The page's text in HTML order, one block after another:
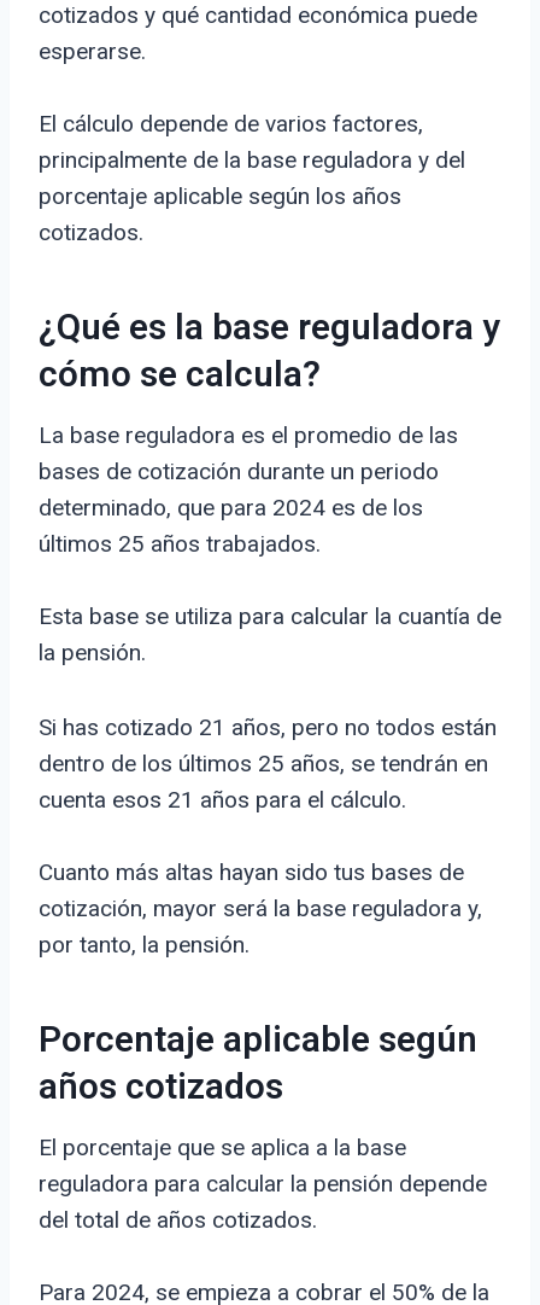
cotizados y qué cantidad económica puede
esperarse.
El cálculo depende de varios factores,
principalmente de la base reguladora y del
porcentaje aplicable según los años
cotizados.
¿Qué es la base reguladora y
cómo se calcula?
La base reguladora es el promedio de las
bases de cotización durante un periodo
determinado, que para 2024 es de los
últimos 25 años trabajados.
Esta base se utiliza para calcular la cuantía de
la pensión.
Si has cotizado 21 años, pero no todos están
dentro de los últimos 25 años, se tendrán en
cuenta esos 21 años para el cálculo.
Cuanto más altas hayan sido tus bases de
cotización, mayor será la base reguladora y,
por tanto, la pensión.
Porcentaje aplicable según
años cotizados
El porcentaje que se aplica a la base
reguladora para calcular la pensión depende
del total de años cotizados.
Para 2024, se empieza a cobrar el 50% de la